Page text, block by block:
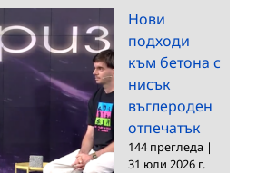
Нови
подходи
към бетона с
нисък
въглероден
отпечатък
144 прегледа |
31 юли 2026 г.